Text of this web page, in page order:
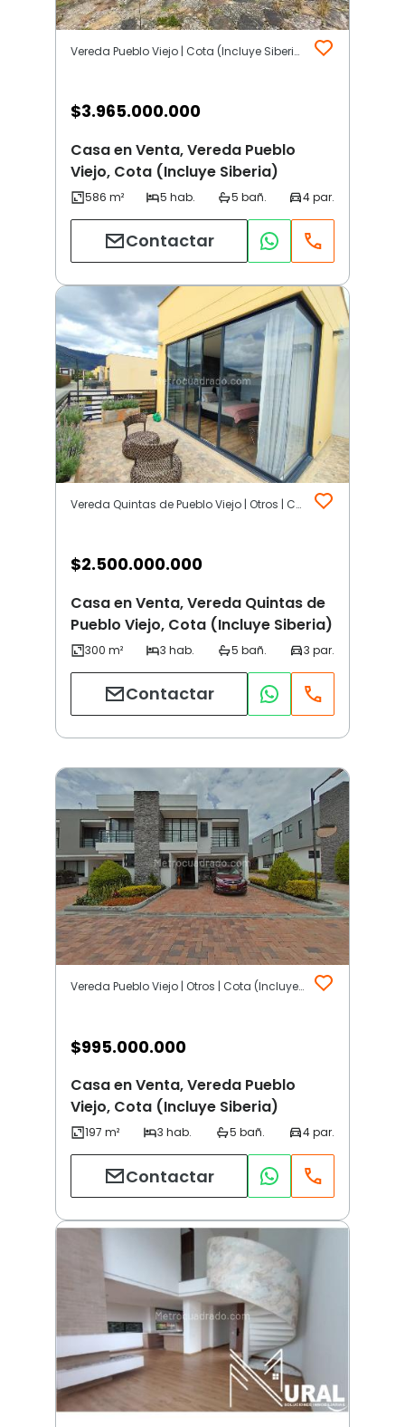
Vereda Pueblo Viejo | Cota (Incluye Siberia)
$3.965.000.000
Casa en Venta, Vereda Pueblo
Viejo, Cota (Incluye Siberia)
Contactar
Vereda Quintas de Pueblo Viejo | Otros | Cota (Incluye Siberia)
$2.500.000.000
Casa en Venta, Vereda Quintas de
Pueblo Viejo, Cota (Incluye Siberia)
Contactar
Vereda Pueblo Viejo | Otros | Cota (Incluye Siberia)
$995.000.000
Casa en Venta, Vereda Pueblo
Viejo, Cota (Incluye Siberia)
Contactar